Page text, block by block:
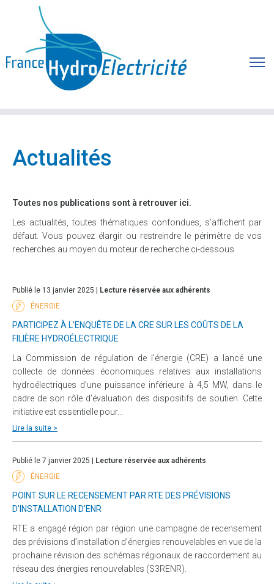
Actualités
Toutes nos publications sont à retrouver ici.
Les actualités, toutes thématiques confondues, s’affichent par
défaut. Vous pouvez élargir ou restreindre le périmètre de vos
recherches au moyen du moteur de recherche ci-dessous
Publié le 13 janvier 2025 |
Lecture réservée aux adhérents
ÉNERGIE
PARTICIPEZ À L’ENQUÊTE DE LA CRE SUR LES COÛTS DE LA
FILIÈRE HYDROÉLECTRIQUE
La Commission de régulation de l’énergie (CRE) a lancé une
collecte de données économiques relatives aux installations
hydroélectriques d’une puissance inférieure à 4,5 MW, dans le
cadre de son rôle d’évaluation des dispositifs de soutien. Cette
initiative est essentielle pour...
Lire la suite >
Publié le 7 janvier 2025 |
Lecture réservée aux adhérents
ÉNERGIE
POINT SUR LE RECENSEMENT PAR RTE DES PRÉVISIONS
D’INSTALLATION D’ENR
RTE a engagé région par région une campagne de recensement
des prévisions d’installation d’énergies renouvelables en vue de la
prochaine révision des schémas régionaux de raccordement au
réseau des énergies renouvelables (S3RENR).